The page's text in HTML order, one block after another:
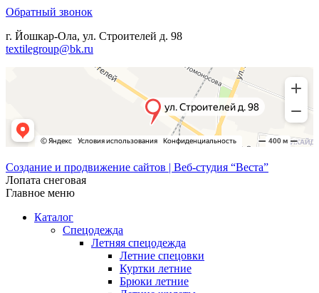
Обратный звонок
г. Йошкар-Ола, ул. Строителей д. 98
textilegroup@bk.ru
Создание и продвижение сайтов | Веб-студия “Веста”
Лопата снеговая
Главное меню
Каталог
Спецодежда
Летняя спецодежда
Летние спецовки
Куртки летние
Брюки летние